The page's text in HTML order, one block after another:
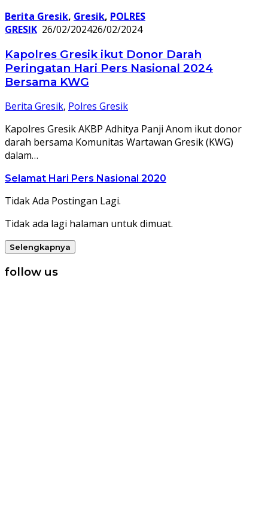
Berita Gresik, Gresik, POLRES
GRESIK 26/02/202426/02/2024
Kapolres Gresik ikut Donor Darah
Peringatan Hari Pers Nasional 2024
Bersama KWG
Berita Gresik, Polres Gresik
Kapolres Gresik AKBP Adhitya Panji Anom ikut donor
darah bersama Komunitas Wartawan Gresik (KWG)
dalam…
Selamat Hari Pers Nasional 2020
Tidak Ada Postingan Lagi.
Tidak ada lagi halaman untuk dimuat.
Selengkapnya
follow us